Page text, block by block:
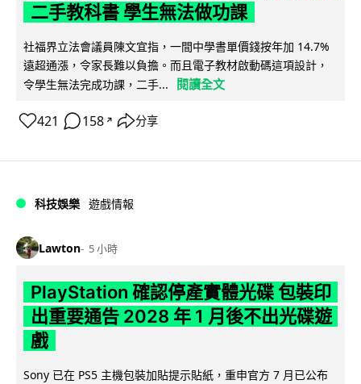
二手教科書 學生無法做功課
社福界立法會議員陳文宜指，一間中學書單價錢按年加 14.7%
遠超通漲，令家長難以負擔。而且電子教材啟動碼這項設計，
令學生無法完成功課，二手...
閱讀全文
421 158 ↗ 分享
科技娛樂 遊戲情報
Lawton 5 小時
PlayStation 確認停產實體光碟 包裝印
出重要通告 2028 年 1 月後不出光碟遊
戲
Sony 已在 PS5 主機包裝加貼提示貼紙，重申官方 7 月已公布